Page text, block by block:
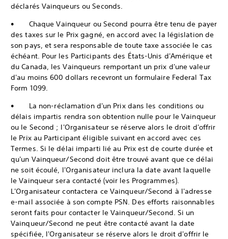
déclarés Vainqueurs ou Seconds.
• Chaque Vainqueur ou Second pourra être tenu de payer
des taxes sur le Prix gagné, en accord avec la législation de
son pays, et sera responsable de toute taxe associée le cas
échéant. Pour les Participants des États-Unis d'Amérique et
du Canada, les Vainqueurs remportant un prix d'une valeur
d'au moins 600 dollars recevront un formulaire Federal Tax
Form 1099.
• La non-réclamation d'un Prix dans les conditions ou
délais impartis rendra son obtention nulle pour le Vainqueur
ou le Second ; l'Organisateur se réserve alors le droit d'offrir
le Prix au Participant éligible suivant en accord avec ces
Termes. Si le délai imparti lié au Prix est de courte durée et
qu'un Vainqueur/Second doit être trouvé avant que ce délai
ne soit écoulé, l'Organisateur inclura la date avant laquelle
le Vainqueur sera contacté (voir les Programmes).
L'Organisateur contactera ce Vainqueur/Second à l'adresse
e-mail associée à son compte PSN. Des efforts raisonnables
seront faits pour contacter le Vainqueur/Second. Si un
Vainqueur/Second ne peut être contacté avant la date
spécifiée, l'Organisateur se réserve alors le droit d'offrir le